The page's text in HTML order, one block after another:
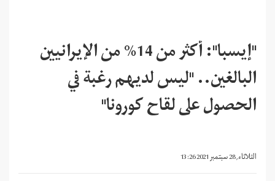
"إيسبا": أكثر من 14% من الإيرانيين
البالغين.. "ليس لديهم رغبة في
الحصول على لقاح كورونا"
الثلاثاء, 28 سبتمبر 2021 13:26